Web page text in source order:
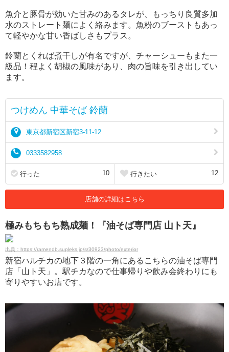
魚介と豚骨が効いた甘みのあるタレが、もっちり良質多加
水のストレート麺によく絡みます。魚粉のブーストもあっ
て軽やかな甘い香ばしさもプラス。
鈴蘭とくれば煮干しが有名ですが、チャーシューもまた一
級品！程よく胡椒の風味があり、肉の旨味を引き出してい
ます。
つけめん 中華そば 鈴蘭
東京都新宿区新宿3-11-12
0333582958
行った 10 行きたい 12
店舗の詳細はこちら
極みもちもち熟成麺！『油そば専門店 山ト天』
出典：https://ramendb.supleks.jp/s/30923/photo/exterior
新宿ハルチカの地下３階の一角にあるこちらの油そば専門
店「山ト天」。駅チカなので仕事帰りや飲み会終わりにも
寄りやすいお店です。